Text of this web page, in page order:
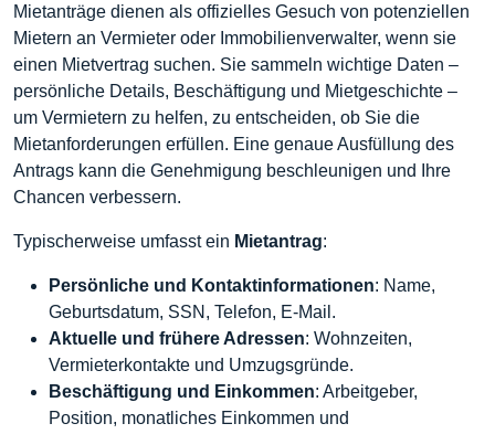
Mietanträge dienen als offizielles Gesuch von potenziellen
Mietern an Vermieter oder Immobilienverwalter, wenn sie
einen Mietvertrag suchen. Sie sammeln wichtige Daten –
persönliche Details, Beschäftigung und Mietgeschichte –
um Vermietern zu helfen, zu entscheiden, ob Sie die
Mietanforderungen erfüllen. Eine genaue Ausfüllung des
Antrags kann die Genehmigung beschleunigen und Ihre
Chancen verbessern.
Typischerweise umfasst ein Mietantrag:
Persönliche und Kontaktinformationen: Name,
Geburtsdatum, SSN, Telefon, E-Mail.
Aktuelle und frühere Adressen: Wohnzeiten,
Vermieterkontakte und Umzugsgründe.
Beschäftigung und Einkommen: Arbeitgeber,
Position, monatliches Einkommen und